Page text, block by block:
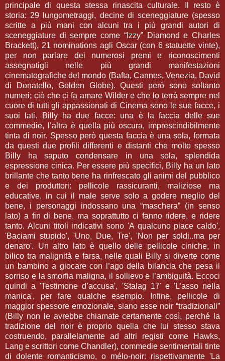
principale di questa stessa rinascita culturale. Il resto è
storia: 29 lungometraggi, decine di sceneggiature (spesso
scritte a più mani con alcuni tra i più grandi autori di
sceneggiature di sempre come “Izzy” Diamond e Charles
Brackett), 21 nominations agli Oscar (con 6 statuette vinte),
per non parlare dei numerosi premi e riconoscimenti
assegnatigli nelle più grandi manifestazioni
cinematografiche del mondo (Bafta, Cannes, Venezia, David
di Donatello, Golden Globe). Questi però sono soltanto
numeri; ciò che ci fa amare Wilder e che lo terrà sempre nel
cuore di tutti gli appassionati di Cinema sono le sue facce, i
suoi lati. Billy ha due facce: una è la faccia delle sue
commedie, l’altra è quella più oscura, imprescindibilmente
tinta di noir. Spesso però questa faccia è una sola, formata
da questi due profili differenti e distanti che molto spesso
Billy ha saputo condensare in una sola, splendida
espressione cinica. Per essere più specifici, Billy ha un lato
brillante che tanto bene ha rinfrescato gli animi del pubblico
e dei produttori: pellicole rassicuranti, maliziose ma
educative, in cui il male serve solo a godere meglio del
bene, i personaggi indossano una “maschera” (in senso
lato) a fin di bene, ma soprattutto ci fanno ridere, e ridere
tanto. Alcuni titoli indicativi sono 'A qualcuno piace caldo',
'Baciami stupido', 'Uno, Due, Tre', 'Non per soldi..ma per
denaro'. Un altro lato è quello delle pellicole ciniche, in
bilico tra malignità e farsa, nelle quali Billy si diverte come
un bambino a giocare con l’ago della bilancia che pesa il
sorriso e la smorfia maligna, il sollievo e l’ambiguità. Eccoci
quindi a 'Testimone d’accusa', 'Stalag 17' e 'L’asso nella
manica', per fare qualche esempio. Infine, pellicole di
maggior spessore emozionale, siano esse noir “tradizionali”
(Billy non le avrebbe chiamate certamente così, perché la
tradizione del noir è proprio quella che lui stesso stava
costruendo, parallelamente ad altri registi come Hawks,
Lang e scrittori come Chandler), commedie sentimentali tinte
di dolente romanticismo, o mélo-noir: rispettivamente 'La